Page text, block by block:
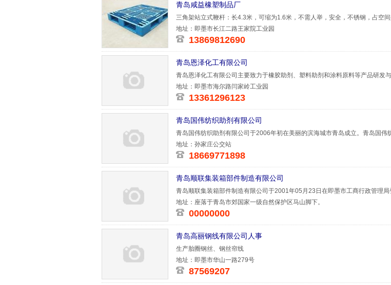
青岛咸益橡塑制品厂
三角架站立式鞭杆：长4.3米，可缩为1.6米，不需人举，安全，不锈钢，占空间
长：4.3米
地址：即墨市长江二路王家院工业园
13869812690
青岛恩泽化工有限公司
青岛恩泽化工有限公司主要致力于橡胶助剂、塑料助剂和涂料原料等产品研发
高级工程师
地址：即墨市海尔路闫家岭工业园
13361296123
青岛国伟纺织助剂有限公司
青岛国伟纺织助剂有限公司于2006年初在美丽的滨海城市青岛成立。青岛国伟
贸为一体，
地址：孙家庄公交站
18669771898
青岛顺联集装箱部件制造有限公司
青岛顺联集装箱部件制造有限公司于2001年05月23日在即墨市工商行政管理局
乃国，公司
地址：座落于青岛市郊国家一级自然保护区马山脚下。
00000000
青岛高丽钢线有限公司人事
生产胎圈钢丝、钢丝帘线
地址：即墨市华山一路279号
87569207